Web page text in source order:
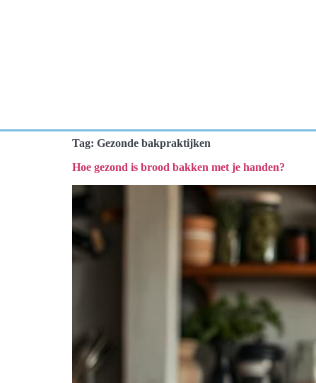
Tag: Gezonde bakpraktijken
Hoe gezond is brood bakken met je handen?